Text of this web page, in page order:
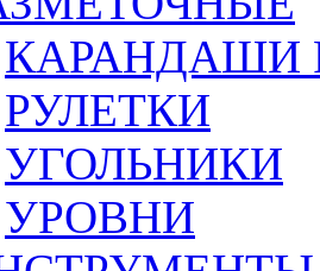
КАРАНДАШИ
РУЛЕТКИ
УГОЛЬНИКИ
УРОВНИ